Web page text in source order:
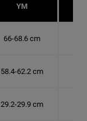
YM
66-68.6 cm
58.4-62.2 cm
29.2-29.9 cm